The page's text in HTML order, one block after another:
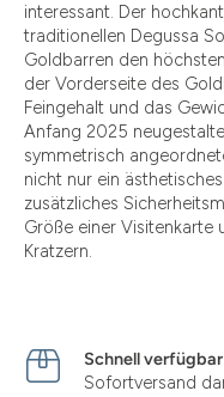
interessant. Der
traditionellen Degussa
Goldbarren den
der Vorderseite des
Feingehalt und das
Anfang 2025
symmetrisch
nicht nur ein
zusätzliches
Größe einer Visitenkarte
Kratzern.
Schnell verfügbar
Sofortversand